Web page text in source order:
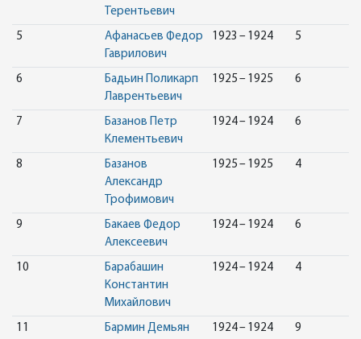
Терентьевич
5
Афанасьев Федор
Гаврилович
1923 – 1924 5
6
Бадьин Поликарп
Лаврентьевич
1925 – 1925 6
7
Базанов Петр
Клементьевич
1924 – 1924 6
8
Базанов
Александр
Трофимович
1925 – 1925 4
9
Бакаев Федор
Алексеевич
1924 – 1924 6
10
Барабашин
Константин
Михайлович
1924 – 1924 4
11
Бармин Демьян
1924 – 1924 9